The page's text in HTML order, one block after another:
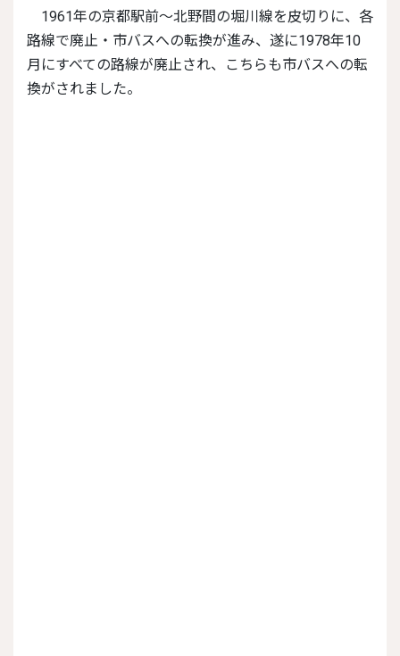
1961年の京都駅前～北野間の堀川線を皮切りに、各
路線で廃止・市バスへの転換が進み、遂に1978年10
月にすべての路線が廃止され、こちらも市バスへの転
換がされました。